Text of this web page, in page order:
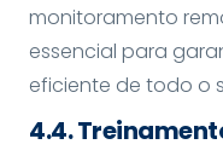
monitoramento
essencial para
eficiente de todo o
4.4.